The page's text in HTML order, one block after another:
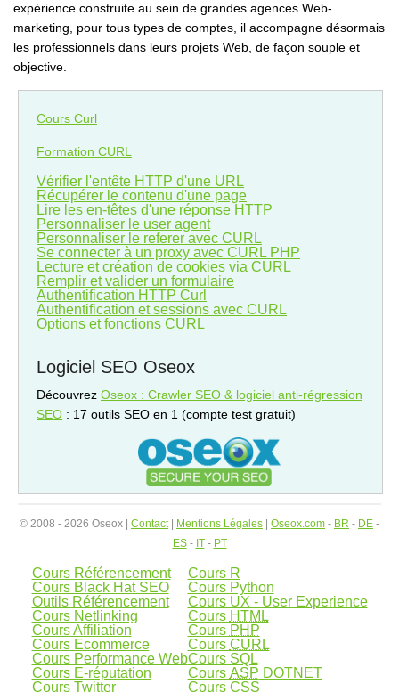
expérience construite au sein de grandes agences Web-
marketing, pour tous types de comptes, il accompagne désormais
les professionnels dans leurs projets Web, de façon souple et
objective.
Cours Curl
Formation CURL
Vérifier l'entête HTTP d'une URL
Récupérer le contenu d'une page
Lire les en-têtes d'une réponse HTTP
Personnaliser le user agent
Personnaliser le referer avec CURL
Se connecter à un proxy avec CURL PHP
Lecture et création de cookies via CURL
Remplir et valider un formulaire
Authentification HTTP Curl
Authentification et sessions avec CURL
Options et fonctions CURL
Logiciel SEO Oseox
Découvrez Oseox : Crawler SEO & logiciel anti-régression
SEO : 17 outils SEO en 1 (compte test gratuit)
© 2008 - 2026 Oseox | Contact| Mentions Légales Oseox.com - BR - DE -
ES- IT- PT
Cours Référencement
Cours Black Hat SEO
Outils Référencement
Cours Netlinking
Cours Affiliation
Cours Ecommerce
Cours Performance Web
Cours E-réputation
Cours Twitter
Cours R
Cours Python
Cours UX - User Experience
Cours HTML
Cours PHP
Cours CURL
Cours SQL
Cours ASP DOTNET
Cours CSS